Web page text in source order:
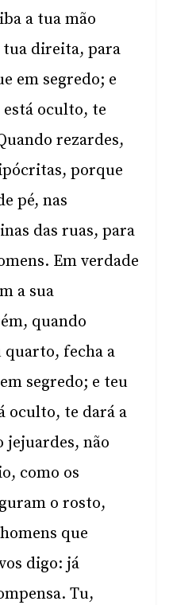
a tua mão
tua direita, para
em segredo; e
está oculto, te
rezardes,
porque
pé, nas
das ruas, para
Em verdade
a sua
quando
quarto, fecha a
segredo; e teu
oculto, te dará a
jejuardes, não
como os
o rosto,
que
digo: já
Tu,